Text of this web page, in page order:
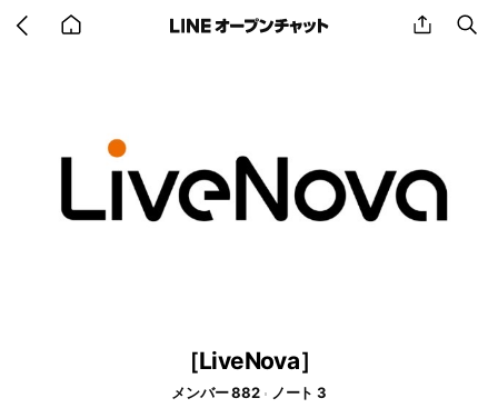
back share
［LiveNova］
メンバー 882 ノート 3